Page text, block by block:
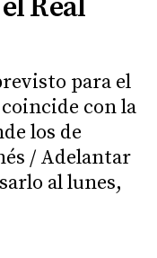
Real
para el
con la
los de
/ Adelantar
al lunes,